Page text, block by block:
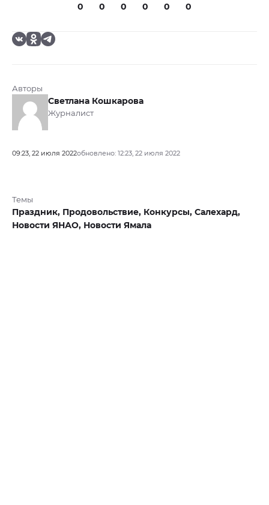
0 0 0 0 0 0
Авторы
Светлана Кошкарова
Журналист
09:23, 22 июля 2022обновлено: 12:23, 22 июля 2022
Темы
Праздник, Продовольствие, Конкурсы, Салехард,
Новости ЯНАО, Новости Ямала